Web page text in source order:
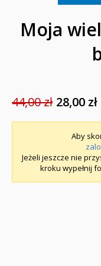
Moja
44,00 zł 28,00 zł
Aby
Jeżeli jeszcze nie
kroku wypełnij